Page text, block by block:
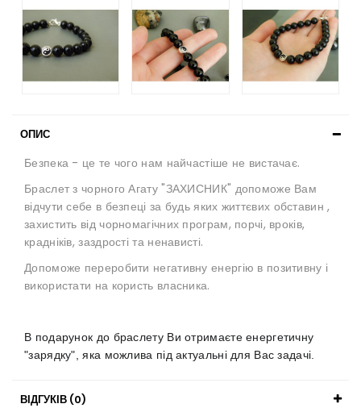
ОПИС
Безпека - це те чого нам найчастіше не вистачає.
Браслет з чорного Агату "ЗАХИСНИК" допоможе Вам
відчути себе в безпеці за будь яких життєвих обставин ,
захистить від чорномагічних програм, порчі, вроків,
крадніків, заздрості та ненависті.
Допоможе переробити негативну енергію в позитивну і
використати на користь власника.
В подарунок до браслету Ви отримаєте енергетичну
"зарядку", яка можлива під актуальні для Вас задачі.
ВІДГУКІВ (0)